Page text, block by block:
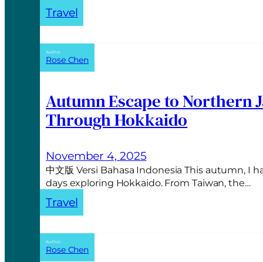
Travel
Author:
Rose Chen
Autumn Escape to Northern
Through Hokkaido
November 4, 2025
中文版 Versi Bahasa Indonesia This autumn,
days exploring Hokkaido. From Taiwan, the…
Travel
Author:
Rose Chen